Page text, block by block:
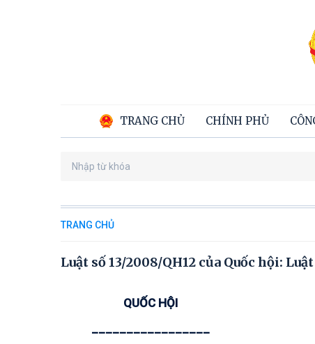
TRANG CHỦ CHÍNH PHỦ
TRANG CHỦ
Luật số 13/2008/QH12 của Quốc hội:
QUỐC HỘI
_________________